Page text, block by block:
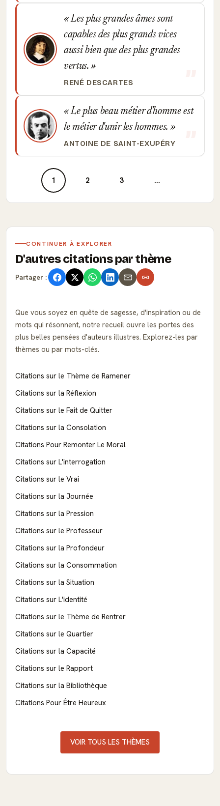
Les plus grandes âmes sont
capables des plus grands vices
aussi bien que des plus grandes
vertus.
RENÉ DESCARTES
Le plus beau métier d'homme est
le métier d'unir les hommes.
ANTOINE DE SAINT-EXUPÉRY
1 2 3 ...
CONTINUER À EXPLORER
D'autres citations par thème
Partager :
Que vous soyez en quête de sagesse, d'inspiration ou de
mots qui résonnent, notre recueil ouvre les portes des
plus belles pensées d'auteurs illustres. Explorez-les par
thèmes ou par mots-clés.
Citations sur le Thème de Ramener
Citations sur la Réflexion
Citations sur le Fait de Quitter
Citations sur la Consolation
Citations Pour Remonter Le Moral
Citations sur L'interrogation
Citations sur le Vrai
Citations sur la Journée
Citations sur la Pression
Citations sur le Professeur
Citations sur la Profondeur
Citations sur la Consommation
Citations sur la Situation
Citations sur L'identité
Citations sur le Thème de Rentrer
Citations sur le Quartier
Citations sur la Capacité
Citations sur le Rapport
Citations sur la Bibliothèque
Citations Pour Être Heureux
VOIR TOUS LES THÈMES